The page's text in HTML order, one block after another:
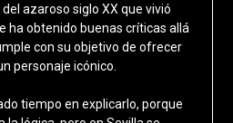
azaroso siglo XX que vivió
ha obtenido buenas críticas allá
con su objetivo de ofrecer
personaje icónico.
tiempo en explicarlo, porque